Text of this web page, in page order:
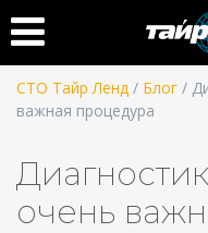
СТО Тайр Ленд / Блог /
важная процедура
очень